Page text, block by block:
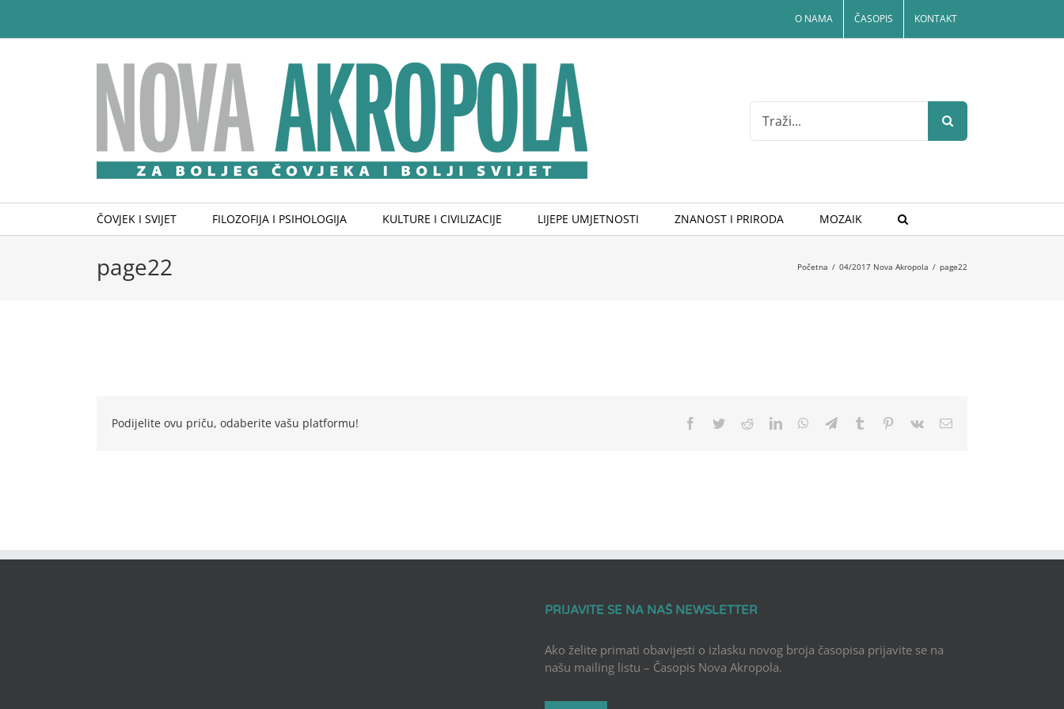
content
O NAMA ČASOPIS KONTAKT
Search
for:
ČOVJEK I SVIJET FILOZOFIJA I PSIHOLOGIJA KULTURE I CIVILIZACIJE LIJEPE UMJETNOSTI ZNANOST I PRIRODA MOZAIK
page22 Početna / 04/2017 Nova Akropola / page22
Podijelite ovu priču, odaberite vašu platformu! Facebook
TwitterRedditLinkedInWhatsApp
TelegramTumblr Pinterest
Vk Email
PRIJAVITE SE NA NAŠ NEWSLETTER
Ako želite primati obavijesti o izlasku novog broja časopisa prijavite se na
našu mailing listu – Časopis Nova Akropola.